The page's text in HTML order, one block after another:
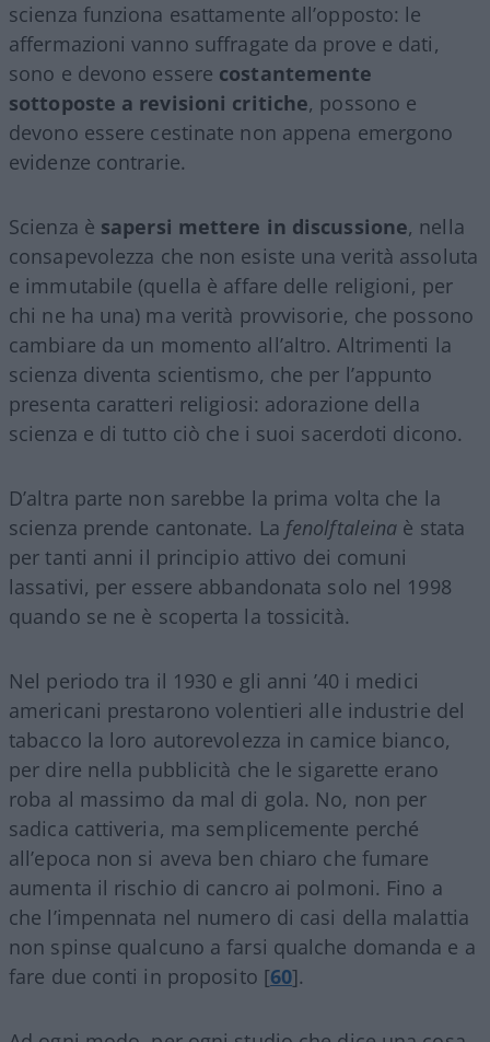
scienza funziona esattamente all’opposto: le
affermazioni vanno suffragate da prove e dati,
sono e devono essere costantemente
sottoposte a revisioni critiche, possono e
devono essere cestinate non appena emergono
evidenze contrarie.
Scienza è sapersi mettere in discussione, nella
consapevolezza che non esiste una verità assoluta
e immutabile (quella è affare delle religioni, per
chi ne ha una) ma verità provvisorie, che possono
cambiare da un momento all’altro. Altrimenti la
scienza diventa scientismo, che per l’appunto
presenta caratteri religiosi: adorazione della
scienza e di tutto ciò che i suoi sacerdoti dicono.
D’altra parte non sarebbe la prima volta che la
scienza prende cantonate. La fenolftaleina è stata
per tanti anni il principio attivo dei comuni
lassativi, per essere abbandonata solo nel 1998
quando se ne è scoperta la tossicità.
Nel periodo tra il 1930 e gli anni ’40 i medici
americani prestarono volentieri alle industrie del
tabacco la loro autorevolezza in camice bianco,
per dire nella pubblicità che le sigarette erano
roba al massimo da mal di gola. No, non per
sadica cattiveria, ma semplicemente perché
all’epoca non si aveva ben chiaro che fumare
aumenta il rischio di cancro ai polmoni. Fino a
che l’impennata nel numero di casi della malattia
non spinse qualcuno a farsi qualche domanda e a
fare due conti in proposito [60].